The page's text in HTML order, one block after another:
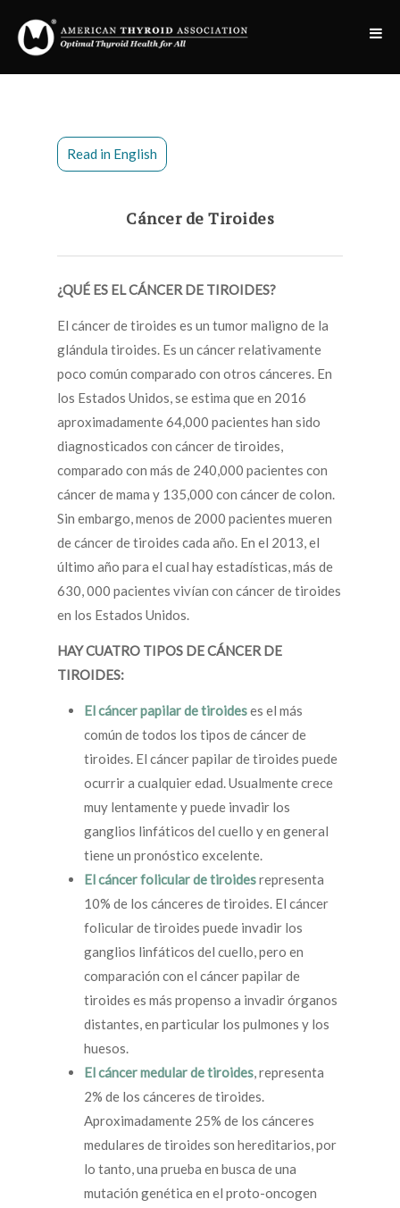
Read in English
Cáncer de Tiroides
¿QUÉ ES EL CÁNCER DE TIROIDES?
El cáncer de tiroides es un tumor maligno de la
glándula tiroides. Es un cáncer relativamente
poco común comparado con otros cánceres. En
los Estados Unidos, se estima que en 2016
aproximadamente 64,000 pacientes han sido
diagnosticados con cáncer de tiroides,
comparado con más de 240,000 pacientes con
cáncer de mama y 135,000 con cáncer de colon.
Sin embargo, menos de 2000 pacientes mueren
de cáncer de tiroides cada año. En el 2013, el
último año para el cual hay estadísticas, más de
630, 000 pacientes vivían con cáncer de tiroides
en los Estados Unidos.
HAY CUATRO TIPOS DE CÁNCER DE
TIROIDES:
El cáncer papilar de tiroideses el más
común de todos los tipos de cáncer de
tiroides. El cáncer papilar de tiroides puede
ocurrir a cualquier edad. Usualmente crece
muy lentamente y puede invadir los
ganglios linfáticos del cuello y en general
tiene un pronóstico excelente.
El cáncer folicular de tiroidesrepresenta
10% de los cánceres de tiroides. El cáncer
folicular de tiroides puede invadir los
ganglios linfáticos del cuello, pero en
comparación con el cáncer papilar de
tiroides es más propenso a invadir órganos
distantes, en particular los pulmones y los
huesos.
El cáncer medular de tiroides, representa
2% de los cánceres de tiroides.
Aproximadamente 25% de los cánceres
medulares de tiroides son hereditarios, por
lo tanto, una prueba en busca de una
mutación genética en el proto-oncogen